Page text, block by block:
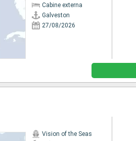
Cabine externa
Galveston
27/08/2026
Vision of the Seas